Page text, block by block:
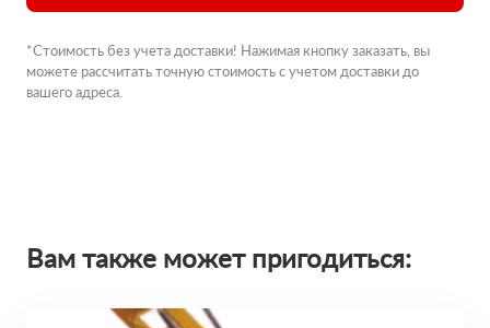
*Стоимость без учета доставки! Нажимая кнопку заказать, вы
можете рассчитать точную стоимость с учетом доставки до
вашего адреса.
Вам также может пригодиться: